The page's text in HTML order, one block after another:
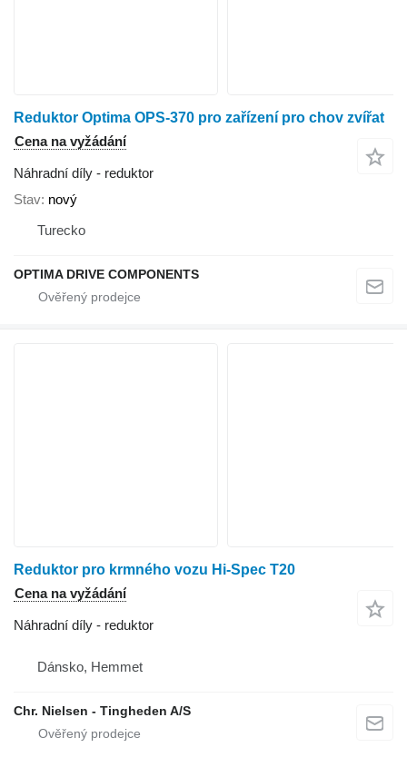
Reduktor Optima OPS-370 pro zařízení pro chov zvířat
Cena na vyžádání
Náhradní díly - reduktor
Stav nový
Turecko
OPTIMA DRIVE COMPONENTS
Reduktor pro krmného vozu Hi-Spec T20
Cena na vyžádání
Náhradní díly - reduktor
Dánsko, Hemmet
Chr. Nielsen - Tingheden A/S